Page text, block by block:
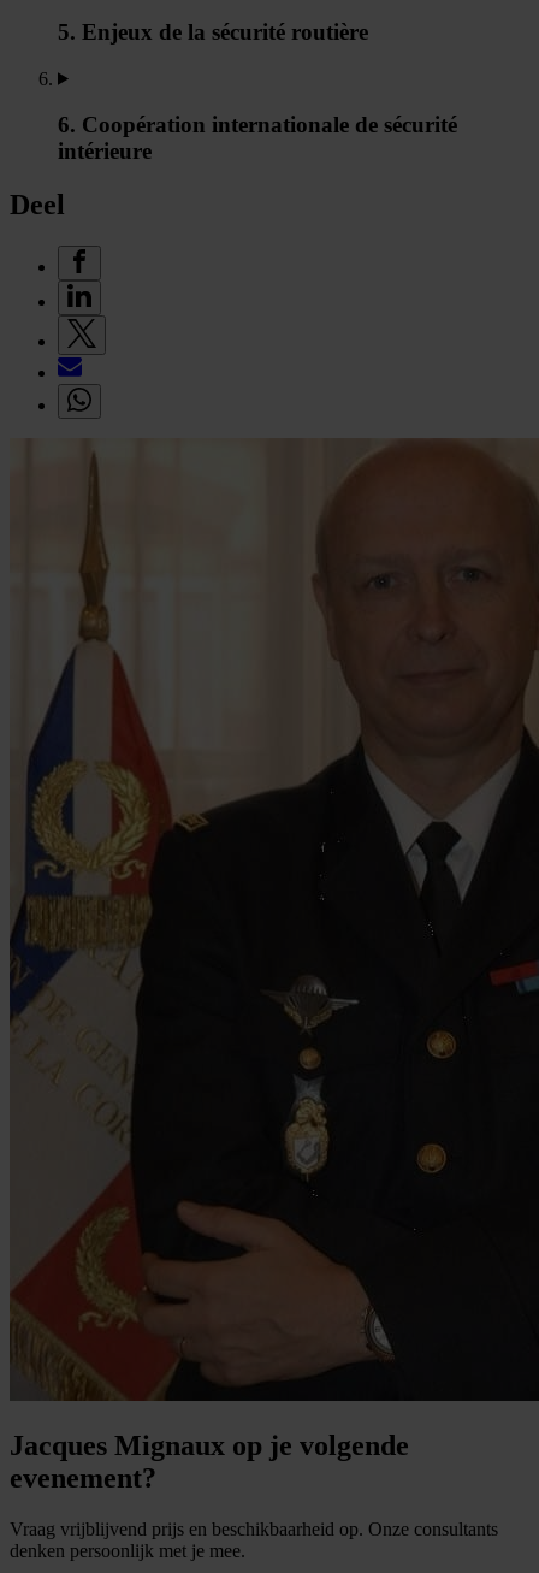
5. Enjeux de la sécurité routière
6. Coopération internationale de sécurité
intérieure
Deel
Jacques Mignaux op je volgende
evenement?
Vraag vrijblijvend prijs en beschikbaarheid op. Onze consultants
denken persoonlijk met je mee.